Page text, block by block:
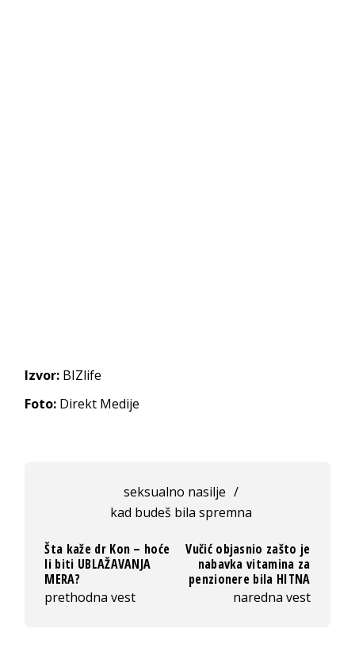
Izvor: BIZlife
Foto: Direkt Medije
seksualno nasilje /
kad budeš bila spremna
Šta kaže dr Kon – hoće
li biti UBLAŽAVANJA
MERA?
prethodna vest
Vučić objasnio zašto je
nabavka vitamina za
penzionere bila HITNA
naredna vest